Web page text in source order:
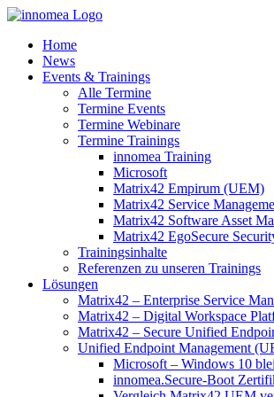
Zum
springenHome
News
Events & Trainings
Alle Termine
Termine Events
Termine Webinare
Termine Trainings
innomea Training
Microsoft
Matrix42 Empirum (UEM)
Matrix42 Service
Matrix42 Software Asset
Matrix42 EgoSecure
Trainingsinhalte
Referenzen zu unseren Trainings
Lösungen
Matrix42 – Enterprise Service
Matrix42 – Digital Workspace
Matrix42 – Secure Unified
Unified Endpoint Management
Microsoft – Windows 10
innomea.Secure-Boot